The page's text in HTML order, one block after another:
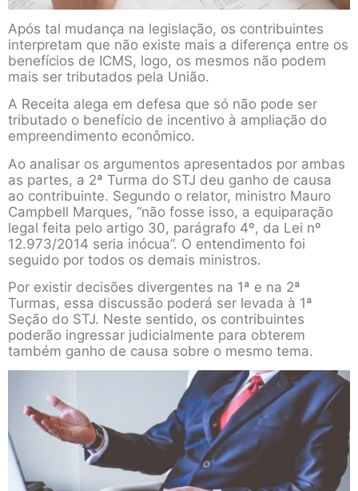
Após tal mudança na legislação, os contribuintes
interpretam que não existe mais a diferença entre os
benefícios de ICMS, logo, os mesmos não podem
mais ser tributados pela União.
A Receita alega em defesa que só não pode ser
tributado o benefício de incentivo à ampliação do
empreendimento econômico.
Ao analisar os argumentos apresentados por ambas
as partes, a 2ª Turma do STJ deu ganho de causa
ao contribuinte. Segundo o relator, ministro Mauro
Campbell Marques, “não fosse isso, a equiparação
legal feita pelo artigo 30, parágrafo 4º, da Lei nº
12.973/2014 seria inócua”. O entendimento foi
seguido por todos os demais ministros.
Por existir decisões divergentes na 1ª e na 2ª
Turmas, essa discussão poderá ser levada à 1ª
Seção do STJ. Neste sentido, os contribuintes
poderão ingressar judicialmente para obterem
também ganho de causa sobre o mesmo tema.